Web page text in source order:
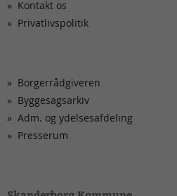
Kontakt os
Privatlivspolitik
Borgerrådgiveren
Byggesagsarkiv
Adm. og ydelsesafdeling
Presserum